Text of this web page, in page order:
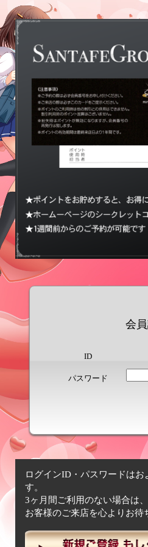
会
ID
パスワード
ログインID・パスワードはお
す。
3ヶ月間ご利用のない場合は
お客様のご来店を心よりお待